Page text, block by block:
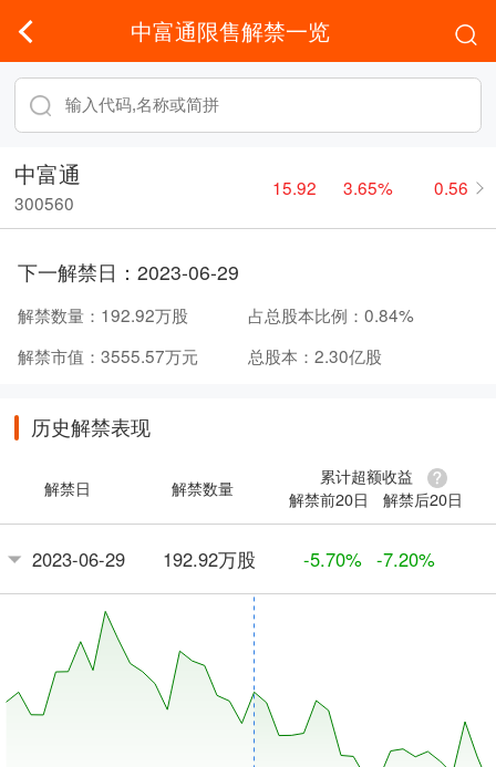
中富通限售解禁一览
中富通
300560
15.92 3.65% 0.56
下一解禁日： 2023-06-29
解禁数量： 192.92万股 占总股本比例： 0.84%
解禁市值： 3555.57万元 总股本： 2.30亿股
历史解禁表现
解禁日 解禁数量
累计超额收益
解禁前20日
解禁后20日
2023-06-29 192.92万股 -5.70% -7.20%